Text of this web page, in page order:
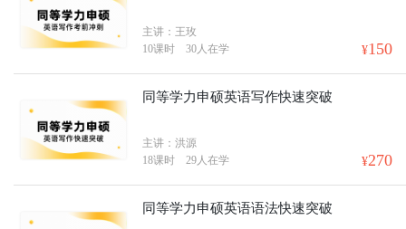
主讲：王玫
¥150
10课时 30人在学
同等学力申硕英语写作快速突破
主讲：洪源
¥270
18课时 29人在学
同等学力申硕英语语法快速突破